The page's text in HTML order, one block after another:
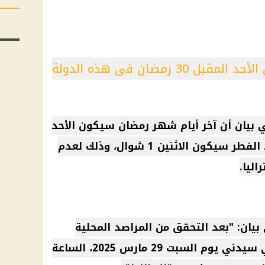
فى هذه الدولة
بيان أن آخر أيام شهر رمضان سيكون الأحد
المقبل 30 رمضان، وأول أيام عيد الفطر سيكون الاثنين 1 شوال، وذلك لعدم
"بعد التحقق من المراصد المحلية
والدولية، سيولد هلال شوال في سيدني يوم السبت 29 مارس 2025، الساعة